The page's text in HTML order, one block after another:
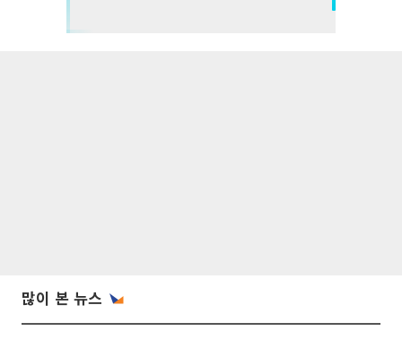
많이 본 뉴스